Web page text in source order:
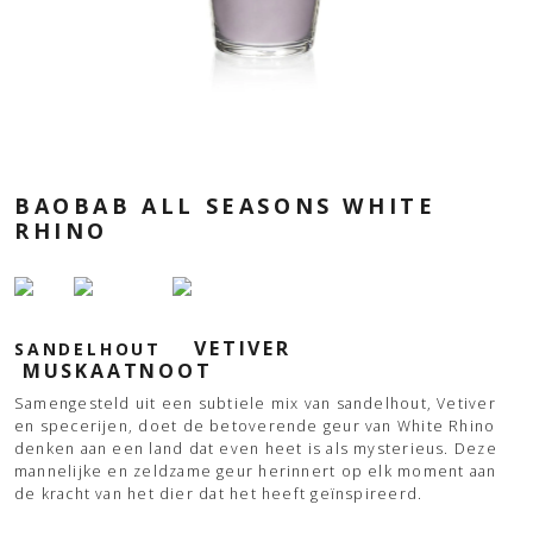
BAOBAB ALL SEASONS WHITE
RHINO
SANDELHOUTVETIVER
MUSKAATNOOT
Samengesteld uit een subtiele mix van sandelhout, Vetiver
en specerijen, doet de betoverende geur van White Rhino
denken aan een land dat even heet is als mysterieus. Deze
mannelijke en zeldzame geur herinnert op elk moment aan
de kracht van het dier dat het heeft geïnspireerd.